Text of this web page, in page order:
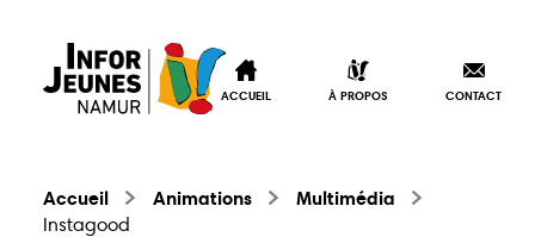
ACCUEIL À PROPOS CONTACT
Accueil Animations Multimédia
Instagood